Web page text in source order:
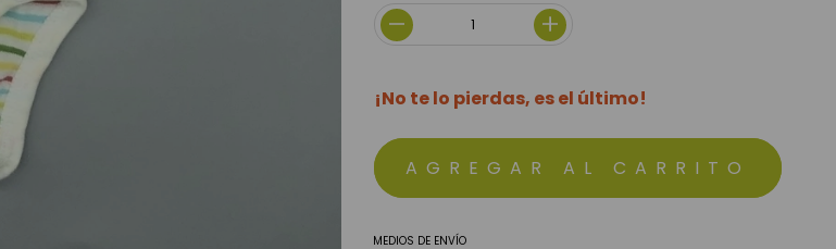
¡No te lo pierdas, es el último!
MEDIOS DE ENVÍO